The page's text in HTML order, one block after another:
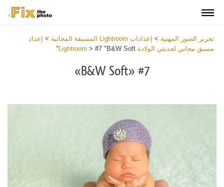
تحرير الصور المهنية > إعدادات Lightroom المسبقة المجانية > إعداد
مسبق مجاني لحديثي الولادة Lightroom
> #7 "B&W Soft"
#7 «B&W Soft»
Download Free Preset
Buy the Full Collection